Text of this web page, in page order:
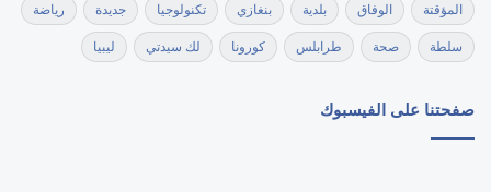
المؤقتة الوفاق بلدية بنغازي تكنولوجيا جديدة رياضة
سلطة صحة طرابلس كورونا لك سيدتي ليبيا
صفحتنا على الفيسبوك